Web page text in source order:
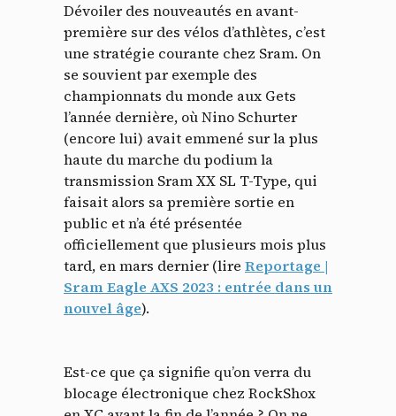
Dévoiler des nouveautés en avant-
première sur des vélos d’athlètes, c’est
une stratégie courante chez Sram. On
se souvient par exemple des
championnats du monde aux Gets
l’année dernière, où Nino Schurter
(encore lui) avait emmené sur la plus
haute du marche du podium la
transmission Sram XX SL T-Type, qui
faisait alors sa première sortie en
public et n’a été présentée
officiellement que plusieurs mois plus
tard, en mars dernier (lire Reportage |
Sram Eagle AXS 2023 : entrée dans un
nouvel âge).
Est-ce que ça signifie qu’on verra du
blocage électronique chez RockShox